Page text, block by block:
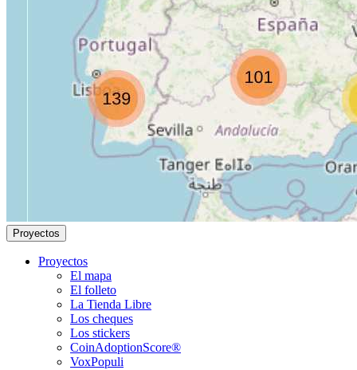
Proyectos
Proyectos
El mapa
El folleto
La Tienda Libre
Los cheques
Los stickers
CoinAdoptionScore®
VoxPopuli